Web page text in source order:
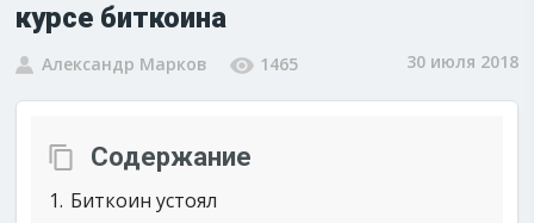
курсе биткоина
Александр Марков 1465 30 июля 2018
Содержание
1 Биткоин устоял